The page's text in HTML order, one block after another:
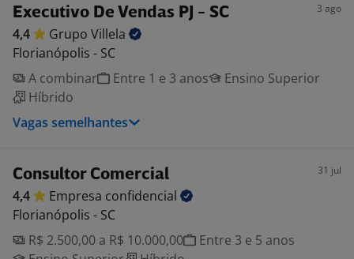
Executivo De Vendas PJ - SC 3 ago
4,4 Grupo Villela
Florianópolis - SC
A combinar
Entre 1 e 3 anos
Ensino Superior
Híbrido
Vagas semelhantes
Consultor Comercial 31 jul
4,4 Empresa confidencial
Florianópolis - SC
R$ 2.500,00 a R$ 10.000,00
Entre 3 e 5 anos